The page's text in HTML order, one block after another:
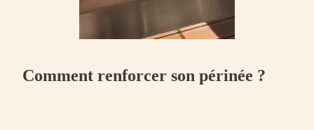
Comment renforcer son périnée ?